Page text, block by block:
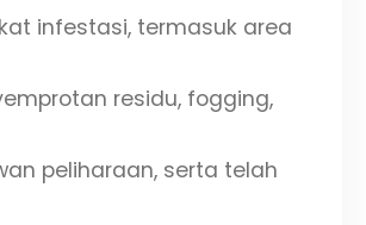
infestasi, termasuk area
residu, fogging,
peliharaan, serta telah